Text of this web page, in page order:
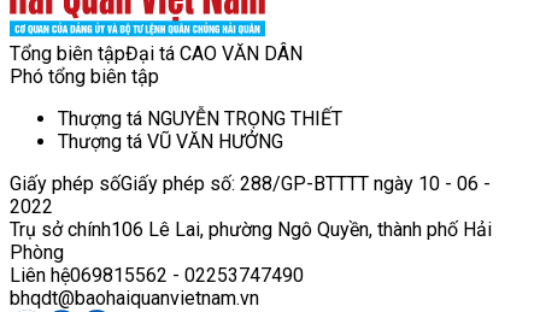
Tổng biên tậpĐại tá CAO VĂN DÂN
Phó tổng biên tập
Thượng tá NGUYỄN TRỌNG THIẾT
Thượng tá VŨ VĂN HƯỞNG
Giấy phép sốGiấy phép số: 288/GP-BTTTT ngày 10 - 06 -
2022
Trụ sở chính106 Lê Lai, phường Ngô Quyền, thành phố Hải
Phòng
Liên hệ069815562 - 02253747490
bhqdt@baohaiquanvietnam.vn